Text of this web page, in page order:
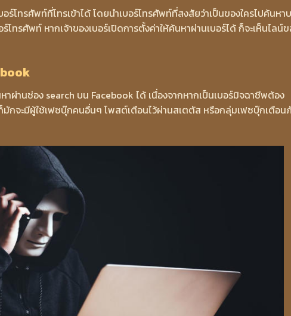
อร์โทรศัพท์ที่โทรเข้าได้ โดยนำเบอร์โทรศัพท์ที่สงสัยว่าเป็นของใครไปค้นหา
โทรศัพท์ หากเจ้าของเบอร์เปิดการตั้งค่าให้ค้นหาผ่านเบอร์ได้ ก็จะเห็นไลน์
าผ่านช่อง search บน Facebook ได้ เนื่องจากหากเป็นเบอร์มิจฉาชีพต้อง
มักจะมีผู้ใช้เฟซบุ๊กคนอื่นๆ โพสต์เตือนไว้ผ่านสเตตัส หรือกลุ่มเฟซบุ๊กเตือน